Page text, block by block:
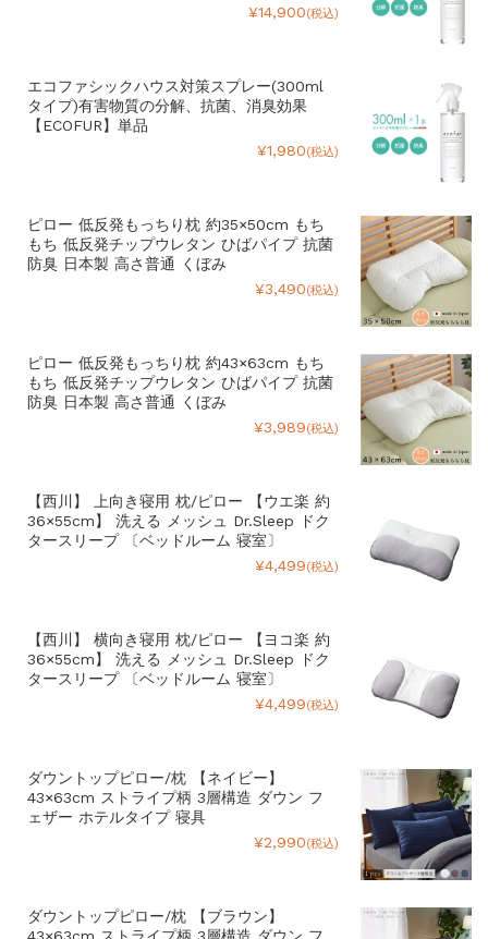
¥14,900(税込)
エコファシックハウス対策スプレー(300ml
タイプ)有害物質の分解、抗菌、消臭効果
【ECOFUR】単品
¥1,980(税込)
ピロー 低反発もっちり枕 約35×50cm もち
もち 低反発チップウレタン ひばパイプ 抗菌
防臭 日本製 高さ普通 くぼみ
¥3,490(税込)
ピロー 低反発もっちり枕 約43×63cm もち
もち 低反発チップウレタン ひばパイプ 抗菌
防臭 日本製 高さ普通 くぼみ
¥3,989(税込)
【西川】 上向き寝用 枕/ピロー 【ウエ楽 約
36×55cm】 洗える メッシュ Dr.Sleep ドク
タースリープ 〔ベッドルーム 寝室〕
¥4,499(税込)
【西川】 横向き寝用 枕/ピロー 【ヨコ楽 約
36×55cm】 洗える メッシュ Dr.Sleep ドク
タースリープ 〔ベッドルーム 寝室〕
¥4,499(税込)
ダウントップピロー/枕 【ネイビー】
43×63cm ストライプ柄 3層構造 ダウン フ
ェザー ホテルタイプ 寝具
¥2,990(税込)
ダウントップピロー/枕 【ブラウン】